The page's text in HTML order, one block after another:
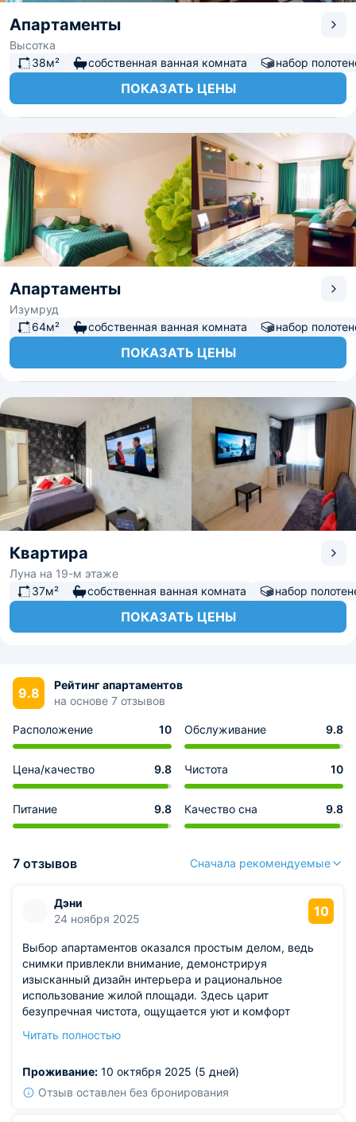
Апартаменты
Высотка
38м²
собственная ванная комната набор
ПОКАЗАТЬ ЦЕНЫ
Апартаменты
Изумруд
64м²
собственная ванная комната набор
ПОКАЗАТЬ ЦЕНЫ
Квартира
Луна на 19-м этаже
37м²
собственная ванная комната набор
ПОКАЗАТЬ ЦЕНЫ
9.8
Рейтинг апартаментов
на основе 7 отзывов
Расположение 10 Обслуживание 9.8
Цена/качество 9.8 Чистота 10
Питание 9.8 Качество сна 9.8
7 отзывов Сначала рекомендуемые
Дэни
24 ноября 2025
10
Выбор апартаментов оказался простым делом, ведь
снимки привлекли внимание, демонстрируя
изысканный дизайн интерьера и рациональное
использование жилой площади. Здесь царит
безупречная чистота, ощущается уют и комфорт
посторонних ароматов. Все удобства для комфортного
отсутствуют.
Читать полностью
Проживание: 10 октября 2025 (5 дней)
Отзыв оставлен без бронирования